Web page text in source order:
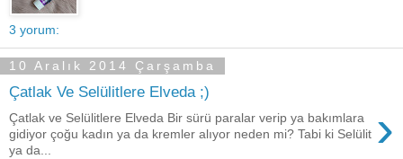
3 yorum:
10 Aralık 2014 Çarşamba
Çatlak Ve Selülitlere Elveda ;)
›
Çatlak ve Selülitlere Elveda Bir sürü paralar verip ya bakımlara
gidiyor çoğu kadın ya da kremler alıyor neden mi? Tabi ki Selülit
ya da...